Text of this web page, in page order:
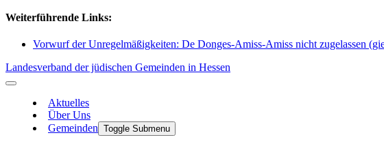
Weiterführende Links:
Vorwurf der Unregelmäßigkeiten: De Donges-Amiss-Amiss nicht zugelassen
Landesverband der jüdischen Gemeinden in Hessen
Aktuelles
Über Uns
Gemeinden Toggle Submenu